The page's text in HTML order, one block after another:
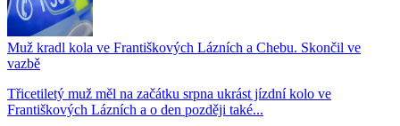
Muž kradl kola ve Františkových Lázních a Chebu. Skončil ve
vazbě
Třicetiletý muž měl na začátku srpna ukrást jízdní kolo ve
Františkových Lázních a o den později také...